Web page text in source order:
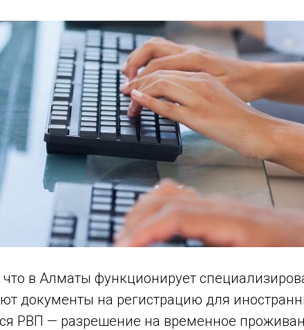
что в Алматы функционирует
документы на регистрацию для
РВП — разрешение на временное